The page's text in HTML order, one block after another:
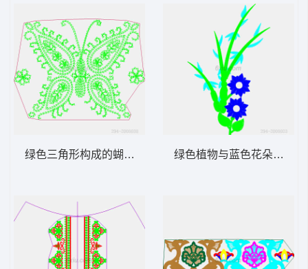
绿色三角形构成的蝴蝶图案 绿色植物与蓝色花朵设计图